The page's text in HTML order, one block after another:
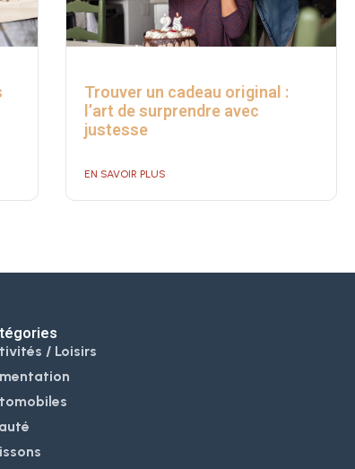
Trouver un cadeau original :
l’art de surprendre avec
justesse
EN SAVOIR PLUS
/ Loisirs